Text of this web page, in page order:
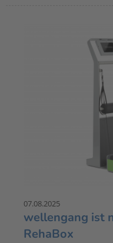
07.08.2025
wellengang ist
RehaBox